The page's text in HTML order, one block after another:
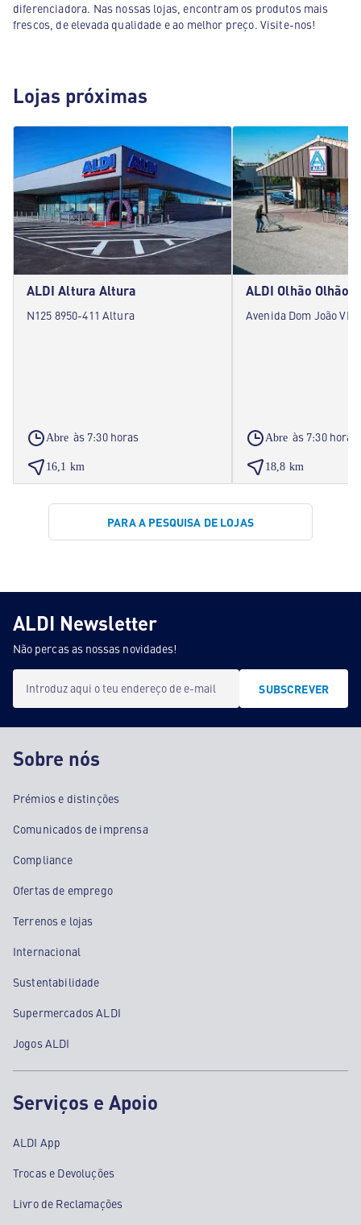
diferenciadora. Nas nossas lojas, encontram os produtos mais
frescos, de elevada qualidade e ao melhor preço. Visite-nos!
Lojas próximas
ALDI Altura Altura
N125 8950-411 Altura
Abre às 7:30 horas
16,1 km
ALDI Olhão Olhão
Avenida Dom João VI
Abre às 7:30 horas
18,8 km
PARA A PESQUISA DE LOJAS
ALDI Newsletter
Não percas as nossas novidades!
Introduz aqui o teu endereço de e-mail SUBSCREVER
Sobre nós
Prémios e distinções
Comunicados de imprensa
Compliance
Ofertas de emprego
Terrenos e lojas
Internacional
Sustentabilidade
Supermercados ALDI
Jogos ALDI
Serviços e Apoio
ALDI App
Trocas e Devoluções
Livro de Reclamações